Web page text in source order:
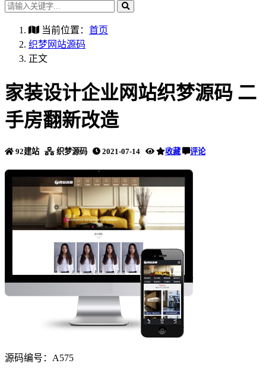
当前位置： 首页
织梦网站源码
正文
家装设计企业网站织梦源码 二
手房翻新改造
92建站 织梦源码 2021-07-14 收藏 评论
源码编号：A575